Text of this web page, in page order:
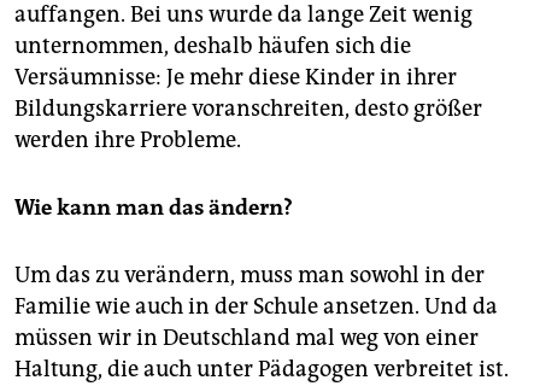
auffangen. Bei uns wurde da lange Zeit wenig
unternommen, deshalb häufen sich die
Versäumnisse: Je mehr diese Kinder in ihrer
Bildungskarriere voranschreiten, desto größer
werden ihre Probleme.
Wie kann man das ändern?
Um das zu verändern, muss man sowohl in der
Familie wie auch in der Schule ansetzen. Und da
müssen wir in Deutschland mal weg von einer
Haltung, die auch unter Pädagogen verbreitet ist.